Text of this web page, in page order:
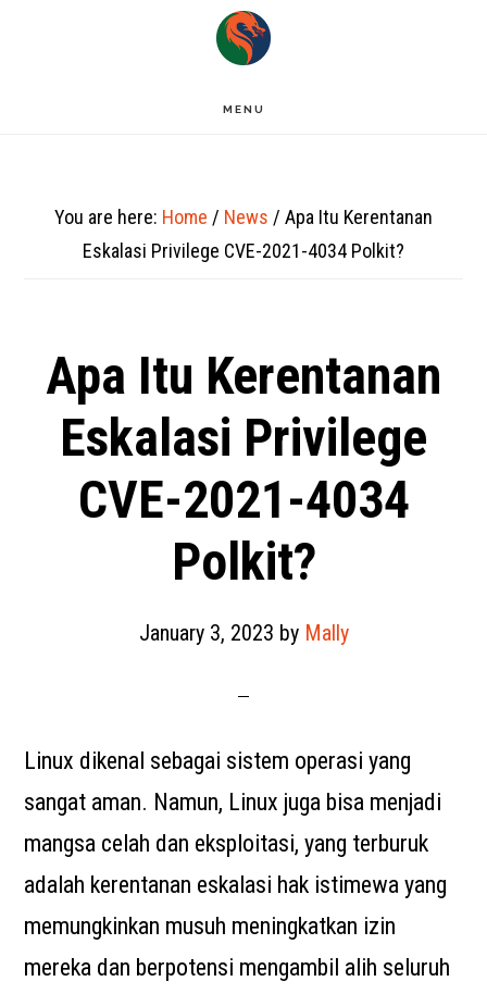
MENU
You are here: Home / News / Apa Itu Kerentanan
Eskalasi Privilege CVE-2021-4034 Polkit?
Apa Itu Kerentanan
Eskalasi Privilege
CVE-2021-4034
Polkit?
January 3, 2023 by Mally
Linux dikenal sebagai sistem operasi yang
sangat aman. Namun, Linux juga bisa menjadi
mangsa celah dan eksploitasi, yang terburuk
adalah kerentanan eskalasi hak istimewa yang
memungkinkan musuh meningkatkan izin
mereka dan berpotensi mengambil alih seluruh